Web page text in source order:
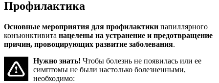
Профилактика
Основные мероприятия для профилактики папиллярного
конъюнктивита нацелены на устранение и предотвращение
причин, провоцирующих развитие заболевания.
Нужно знать! Чтобы болезнь не появилась или ее
симптомы не были настолько болезненными,
необходимо: